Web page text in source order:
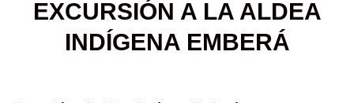
EXCURSIÓN A LA ALDEA
INDÍGENA EMBERÁ